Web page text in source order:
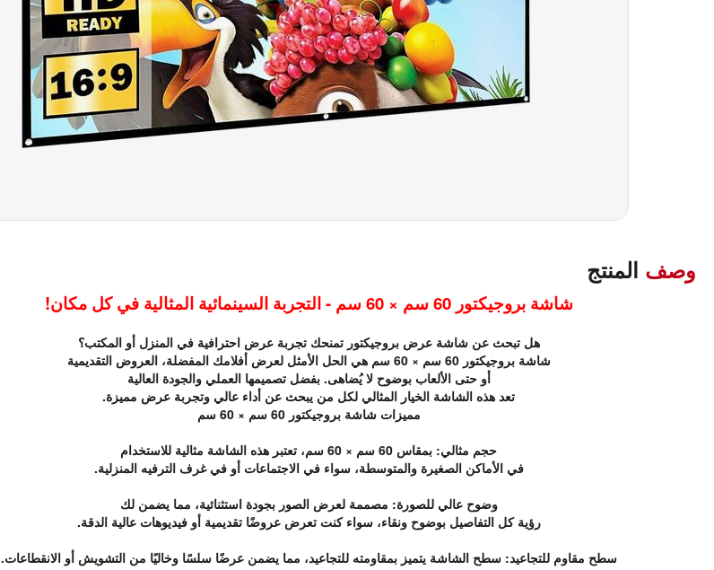
وصف المنتج
شاشة بروجيكتور 60 سم × 60 سم - التجربة السينمائية المثالية في كل مكان!
هل تبحث عن شاشة عرض بروجيكتور تمنحك تجربة عرض احترافية في المنزل أو المكتب؟
شاشة بروجيكتور 60 سم × 60 سم هي الحل الأمثل لعرض أفلامك المفضلة، العروض التقديمية
أو حتى الألعاب بوضوح لا يُضاهى. بفضل تصميمها العملي والجودة العالية
تعد هذه الشاشة الخيار المثالي لكل من يبحث عن أداء عالي وتجربة عرض مميزة.
مميزات شاشة بروجيكتور 60 سم × 60 سم
حجم مثالي: بمقاس 60 سم × 60 سم، تعتبر هذه الشاشة مثالية للاستخدام
في الأماكن الصغيرة والمتوسطة، سواء في الاجتماعات أو في غرف الترفيه المنزلية.
وضوح عالي للصورة: مصممة لعرض الصور بجودة استثنائية، مما يضمن لك
رؤية كل التفاصيل بوضوح ونقاء، سواء كنت تعرض عروضًا تقديمية أو فيديوهات عالية الدقة.
سطح مقاوم للتجاعيد: سطح الشاشة يتميز بمقاومته للتجاعيد، مما يضمن عرضًا سلسًا وخاليًا من التشويش أو الانقطاعات.